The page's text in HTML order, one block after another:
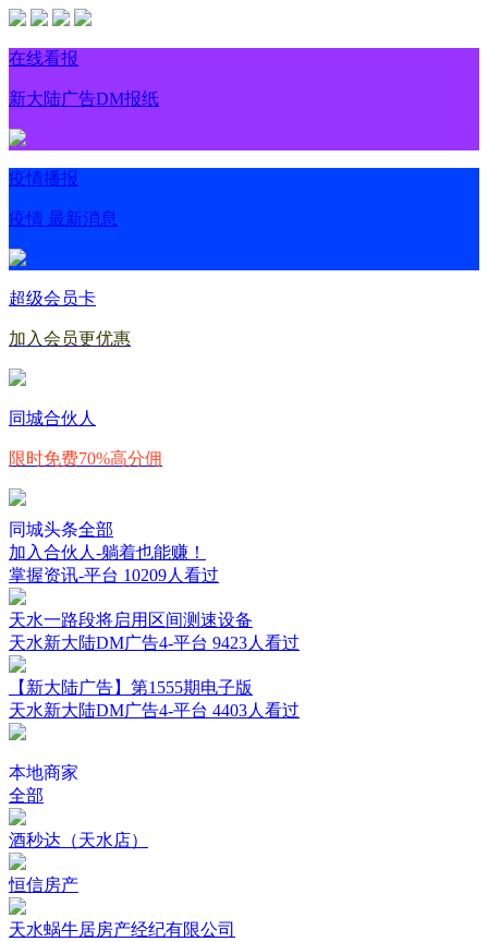
在线看报
新大陆广告DM报纸
疫情播报
疫情 最新消息
超级会员卡
加入会员更优惠
同城合伙人
限时免费70%高分佣
同城头条全部
加入合伙人-躺着也能赚！
掌握资讯-平台 10209人看过
天水一路段将启用区间测速设备
天水新大陆DM广告4-平台 9423人看过
【新大陆广告】第1555期电子版
天水新大陆DM广告4-平台 4403人看过
本地商家
全部
酒秒达（天水店）
恒信房产
天水蜗牛居房产经纪有限公司